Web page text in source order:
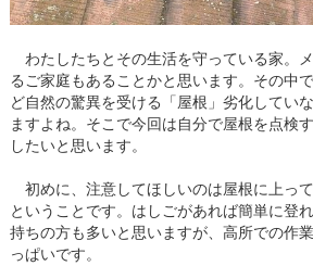
わたしたちとその生活を守っている家。
るご家庭もあることかと思います。その中
ど自然の驚異を受ける「屋根」劣化してい
ますよね。そこで今回は自分で屋根を点検
したいと思います。
初めに、注意してほしいのは屋根に上っ
ということです。はしごがあれば簡単に登
持ちの方も多いと思いますが、高所での作
っぱいです。